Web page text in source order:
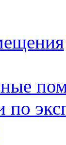
по